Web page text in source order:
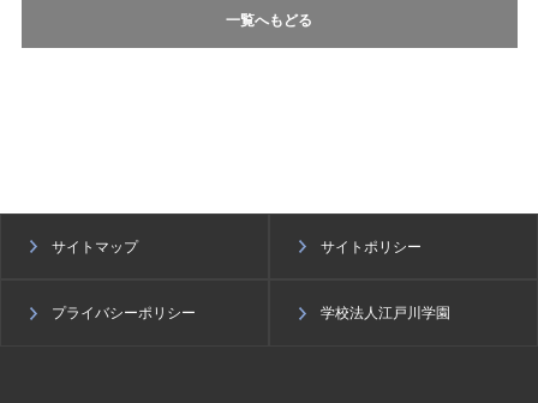
一覧へもどる
サイトマップ サイトポリシー
プライバシーポリシー 学校法人江戸川学園